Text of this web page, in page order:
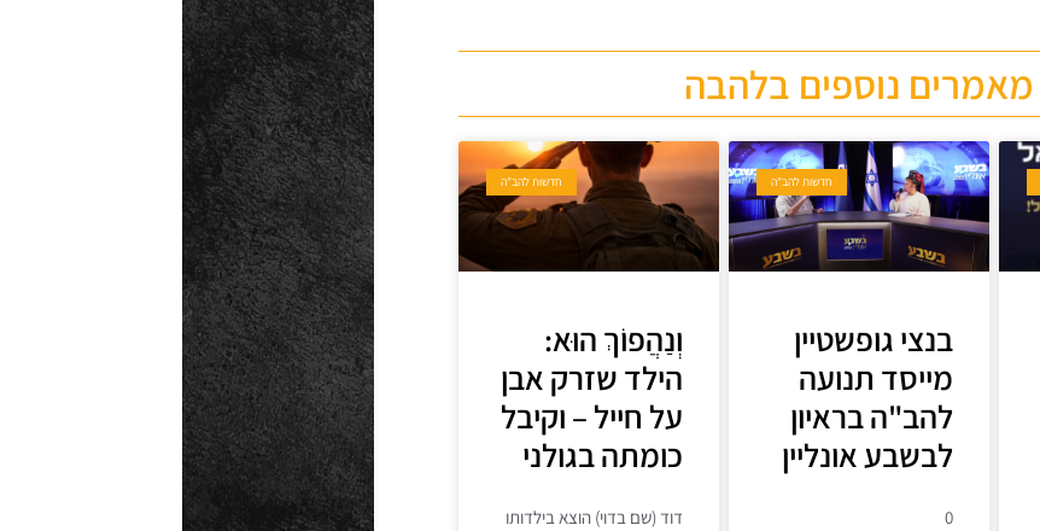
מאמרים נוספים בלהבה
חדשות להב"ה
בנצי גופשטיין
מייסד תנועה
להב"ה בראיון
לבשבע אונליין
0
חדשות להב"ה
וְנַהֲפוֹךְ הוּא:
הילד שזרק אבן
על חייל – וקיבל
כומתה בגולני
דוד (שם בדוי) הוצא בילדותו